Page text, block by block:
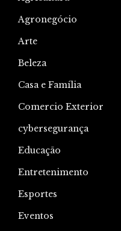
Agronegócio
Arte
Beleza
Casa e Família
Comercio Exterior
cybersegurança
Educação
Entretenimento
Esportes
Eventos